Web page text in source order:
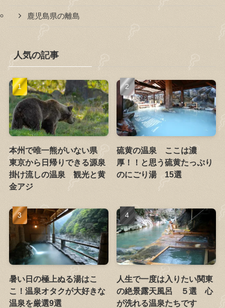
鹿児島県の離島
人気の記事
本州で唯一熊がいない県
東京から日帰りできる源泉
掛け流しの温泉 観光と黄
金アジ
硫黄の温泉 ここは濃
厚！！と思う硫黄たっぷり
のにごり湯 15選
暑い日の極上ぬる湯はこ
こ！温泉オタクが大好きな
温泉を厳選9選
人生で一度は入りたい関東
の絶景露天風呂 ５選 心
が洗れる温泉たちです